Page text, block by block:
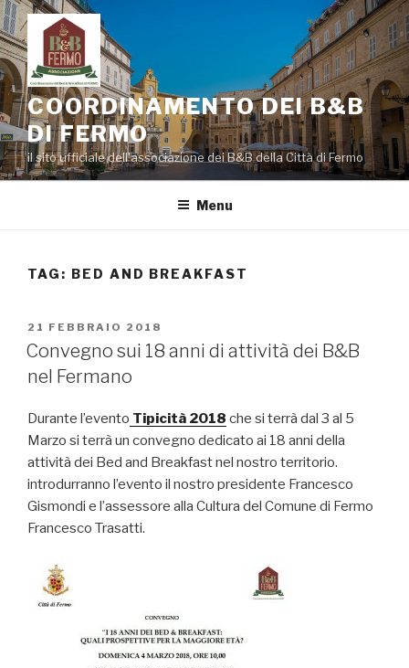
Salta
al
contenuto
COORDINAMENTO DEI B&B
DI FERMO
il sito ufficiale dell'associazione dei B&B della Città di Fermo
Menu
TAG: BED AND BREAKFAST
PUBBLICATO
IL
21 FEBBRAIO 2018
Convegno sui 18 anni di attività dei B&B
nel Fermano
Durante l’evento Tipicità 2018 che si terrà dal 3 al 5
Marzo si terrà un convegno dedicato ai 18 anni della
attività dei Bed and Breakfast nel nostro territorio.
introdurranno l’evento il nostro presidente Francesco
Gismondi e l’assessore alla Cultura del Comune di Fermo
Francesco Trasatti.